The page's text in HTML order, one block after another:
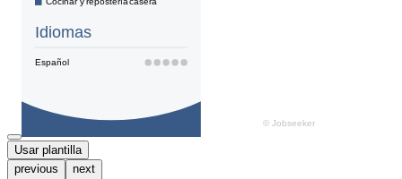
Usar plantilla
previous
next